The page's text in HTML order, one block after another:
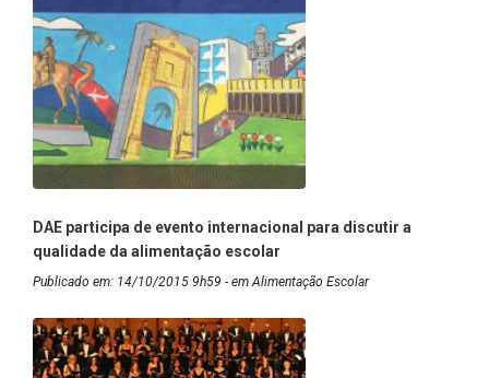
DAE participa de evento internacional para discutir a
qualidade da alimentação escolar
Publicado em: 14/10/2015 9h59 - em Alimentação Escolar